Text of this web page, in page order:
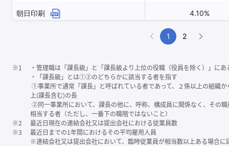
朝日印刷 4.10%
1 2
※1
・管理職は「課⻑級」と「課⻑級より上位の役職（役員を除く）」に
・「課⻑級」とは①②のどちらかに該当する者を指す
①事業所で通常「課⻑」と呼ばれている者であって、２係以上の組織
上(課⻑含む)の⻑
②同一事業所において、課⻑の他に、呼称、構成員に関係なく、その
相当する者（ただし、一番下の職階ではないこと）
※2
最近日現在の連結会社又は提出会社における従業員数
※3
最近日までの1年間におけるその平均雇用人員
※連結会社又は提出会社において、臨時従業員が相当数以上ある場合に